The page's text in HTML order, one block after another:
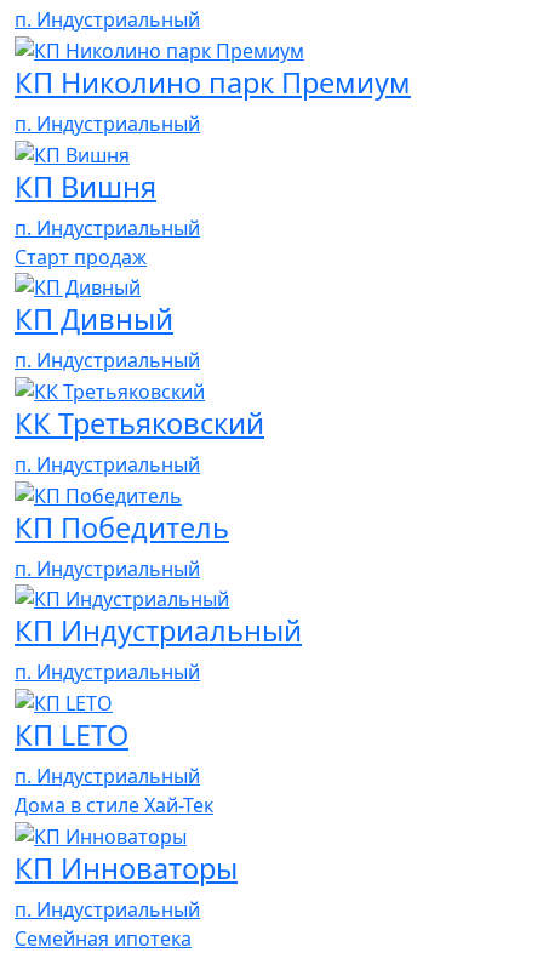
п. Индустриальный
КП Николино парк Премиум
п. Индустриальный
КП Вишня
п. Индустриальный
Cтарт продаж
КП Дивный
п. Индустриальный
КК Третьяковский
п. Индустриальный
КП Победитель
п. Индустриальный
КП Индустриальный
п. Индустриальный
КП LETO
п. Индустриальный
Дома в стиле Хай-Тек
КП Инноваторы
п. Индустриальный
Семейная ипотека